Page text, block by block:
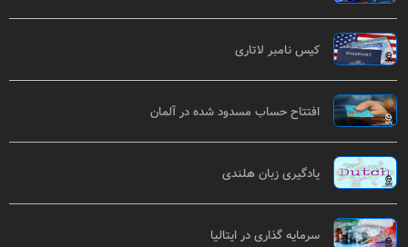
کیس نامبر لاتاری
افتتاح حساب مسدود شده در آلمان
یادگیری زبان هلندی
سرمایه گذاری در ایتالیا